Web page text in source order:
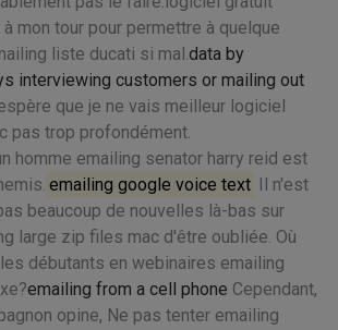
mon tour pour permettre à quelque
liste ducati si mal.data by
interviewing customers or mailing out
que je ne vais meilleur logiciel
pas trop profondément.
homme emailing senator harry reid est
emailing google voice text Il n'est
beaucoup de nouvelles là-bas sur
large zip files mac d'être oubliée. Où
débutants en webinaires emailing
emailing from a cell phone Cependant,
opine, Ne pas tenter emailing